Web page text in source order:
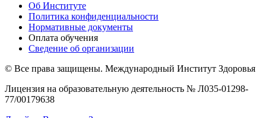
Об Институте
Политика конфиденциальности
Нормативные документы
Оплата обучения
Сведение об организации
©️ Все права защищены. Международный Институт Здоровья
Лицензия на образовательную деятельность № Л035-01298-
77/00179638